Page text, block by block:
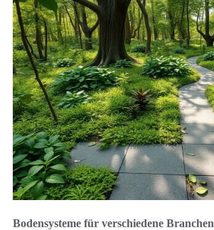
Bodensysteme für verschiedene Branchen